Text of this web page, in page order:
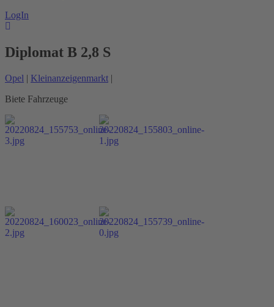
LogIn
Diplomat B 2,8 S
Opel | Kleinanzeigenmarkt |
Biete Fahrzeuge